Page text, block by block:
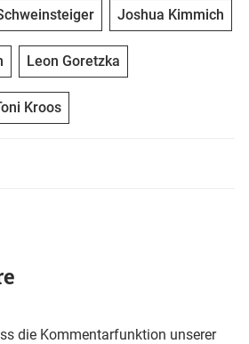
Joshua Kimmich
Leon Goretzka
Kroos
die Kommentarfunktion unserer